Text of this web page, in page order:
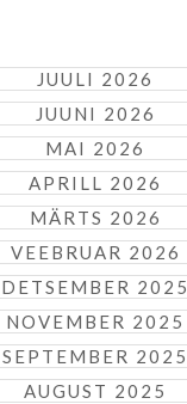
JUULI 2026
JUUNI 2026
MAI 2026
APRILL 2026
MÄRTS 2026
VEEBRUAR 2026
DETSEMBER 2025
NOVEMBER 2025
SEPTEMBER 2025
AUGUST 2025